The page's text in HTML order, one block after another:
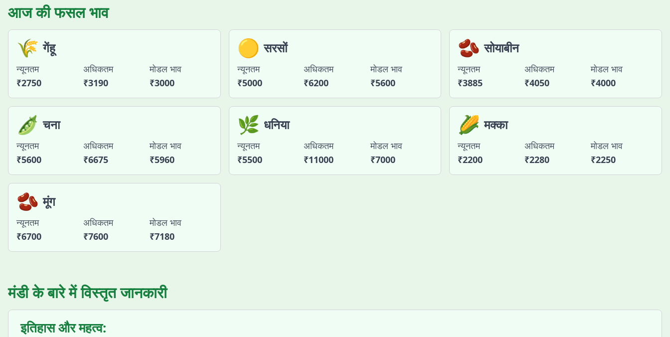
आज की फसल भाव
🌾 गेंहू
न्यूनतम
₹2750
अधिकतम
₹3190
मोडल भाव
₹3000
🟡 सरसों
न्यूनतम
₹5000
अधिकतम
₹6200
मोडल भाव
₹5600
🫘 सोयाबीन
न्यूनतम
₹3885
अधिकतम
₹4050
मोडल भाव
₹4000
🫛 चना
न्यूनतम
₹5600
अधिकतम
₹6675
मोडल भाव
₹5960
🌿 धनिया
न्यूनतम
₹5500
अधिकतम
₹11000
मोडल भाव
₹7000
🌽 मक्का
न्यूनतम
₹2200
अधिकतम
₹2280
मोडल भाव
₹2250
🫘 मूंग
न्यूनतम
₹6700
अधिकतम
₹7600
मोडल भाव
₹7180
मंडी के बारे में विस्तृत जानकारी
इतिहास और महत्व: